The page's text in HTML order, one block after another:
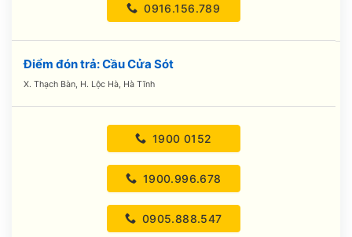
0916.156.789
Điểm đón trả: Cầu Cửa Sót
X. Thạch Bàn, H. Lộc Hà, Hà Tĩnh
1900 0152
1900.996.678
0905.888.547